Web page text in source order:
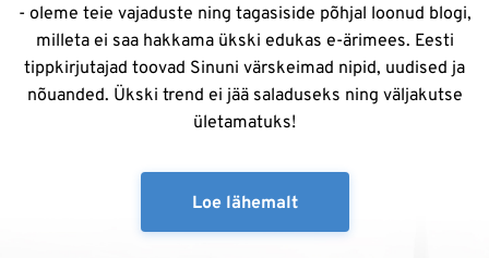
- oleme teie vajaduste ning tagasiside põhjal loonud blogi,
milleta ei saa hakkama ükski edukas e-ärimees. Eesti
tippkirjutajad toovad Sinuni värskeimad nipid, uudised ja
nõuanded. Ükski trend ei jää saladuseks ning väljakutse
ületamatuks!
Loe lähemalt